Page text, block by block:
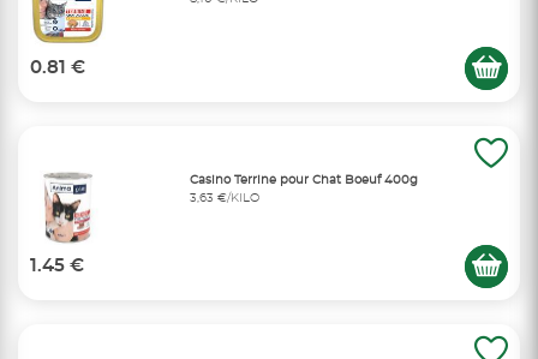
0.81 €
Casino Terrine pour Chat Boeuf 400g
3,63 €/KILO
1.45 €